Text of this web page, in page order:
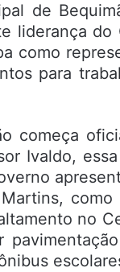
de
liderança do
como
para
começa
Ivaldo,
no